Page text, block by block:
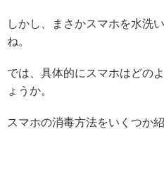
しかし、まさかスマホを水洗
ね。
では、具体的にスマホはどの
ょうか。
スマホの消毒方法をいくつか紹